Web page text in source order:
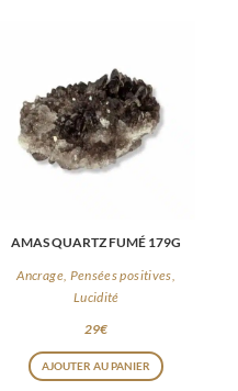
AMAS QUARTZ FUMÉ 179G
Ancrage, Pensées positives,
Lucidité
29€
AJOUTER AU PANIER